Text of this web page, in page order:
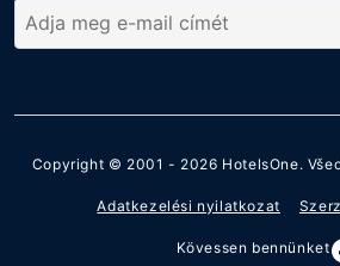
Copyright © 2001 - 2026 HotelsOne.
Adatkezelési nyilatkozat
Kövessen bennünket